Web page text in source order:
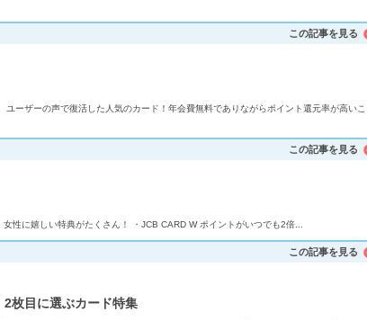
この記事を見る
ーザーの声で復活した人気のカード！年会費無料でありながらポイント還元率が高いこ
この記事を見る
に嬉しい特典がたくさん！ ・JCB CARD W ポイントがいつでも2倍...
この記事を見る
枚目に選ぶカード特集